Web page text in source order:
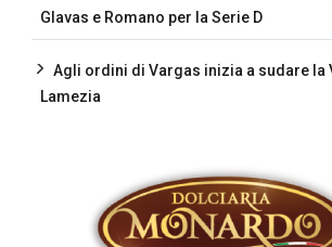
Glavas e Romano per la Serie D
Agli ordini di Vargas inizia a sudare la
Lamezia